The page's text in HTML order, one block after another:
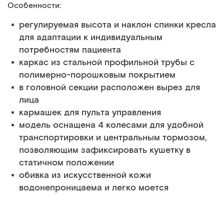
Особенности:
регулируемая высота и наклон спинки кресла
для адаптации к индивидуальным
потребностям пациента
каркас из стальной профильной трубы с
полимерно-порошковым покрытием
в головной секции расположен вырез для
лица
кармашек для пульта управления
модель оснащена 4 колесами для удобной
транспортировки и центральным тормозом,
позволяющим зафиксировать кушетку в
статичном положении
обивка из искусственной кожи
водонепроницаема и легко моется